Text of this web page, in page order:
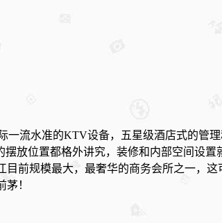
一流水准的KTV设备，五星级酒店式的管
放位置都格外讲究，装修和内部空间设
前规模最大，最奢华的商务会所之一，
！